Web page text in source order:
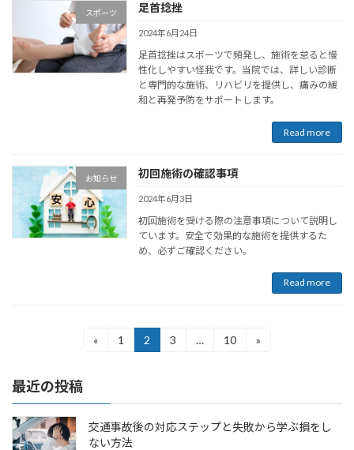
スポーツ 足首捻挫
2024年6月24日
足首捻挫はスポーツで頻発し、施術を怠ると慢
性化しやすい怪我です。当院では、詳しい診断
と専門的な施術、リハビリを提供し、痛みの緩
和と再発予防をサポートします。
Read more
お知らせ 初回施術の確認事項
2024年6月3日
初回施術を受ける際の注意事項について説明し
ています。安全で効果的な施術を提供するた
め、必ずご確認ください。
Read more
« Page
1 Page
2 Page
3 … Page
10 »
最近の投稿
交通事故後の対応ステップと失敗から学ぶ損をし
ない方法